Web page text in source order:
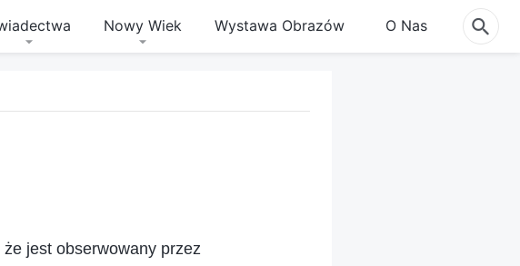
Nowy Wiek Wystawa Obrazów O Nas
jest obserwowany przez